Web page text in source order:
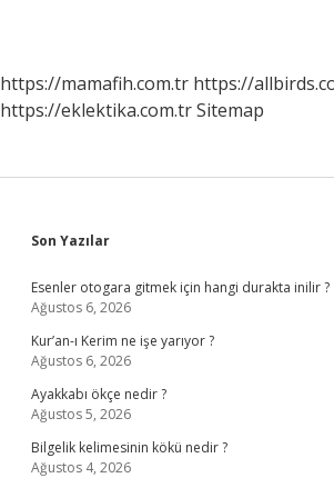
https://mamafih.com.tr https://
https://eklektika.com.trSitemap
Sidebar
Son Yazılar
Esenler otogara gitmek için hangi durakta inilir ?
Ağustos 6, 2026
Kur’an-ı Kerim ne işe yarıyor ?
Ağustos 6, 2026
Ayakkabı ökçe nedir ?
Ağustos 5, 2026
Bilgelik kelimesinin kökü nedir ?
Ağustos 4, 2026